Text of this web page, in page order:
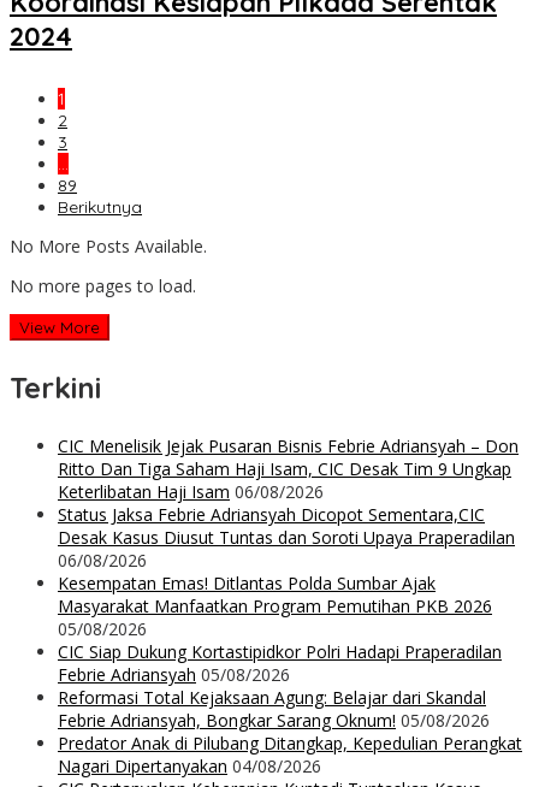
2024
1
2
3
…
89
Berikutnya
No More Posts Available.
No more pages to load.
View More
Terkini
CIC Menelisik Jejak Pusaran Bisnis Febrie Adriansyah – Don
Ritto Dan Tiga Saham Haji Isam, CIC Desak Tim 9 Ungkap
Keterlibatan Haji Isam 06/08/2026
Status Jaksa Febrie Adriansyah Dicopot Sementara,CIC
Desak Kasus Diusut Tuntas dan Soroti Upaya Praperadilan
06/08/2026
Kesempatan Emas! Ditlantas Polda Sumbar Ajak
Masyarakat Manfaatkan Program Pemutihan PKB 2026
05/08/2026
CIC Siap Dukung Kortastipidkor Polri Hadapi Praperadilan
Febrie Adriansyah 05/08/2026
Reformasi Total Kejaksaan Agung: Belajar dari Skandal
Febrie Adriansyah, Bongkar Sarang Oknum! 05/08/2026
Predator Anak di Pilubang Ditangkap, Kepedulian Perangkat
Nagari Dipertanyakan 04/08/2026